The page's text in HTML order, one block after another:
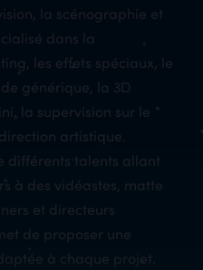
la scénographie et
dans la
les effets spéciaux, le
générique, la 3D
la supervision sur le
artistique.
différents talents allant
à des vidéastes, matte
et directeurs
de proposer une
à chaque projet.